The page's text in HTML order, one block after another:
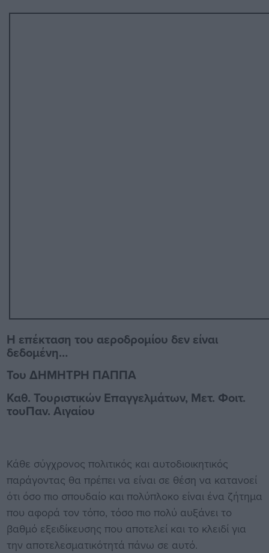
Η επέκταση του αεροδρομίου δεν είναι
δεδομένη…
Του ΔΗΜΗΤΡΗ ΠΑΠΠΑ
Καθ. Τουριστικών Επαγγελμάτων, Μετ. Φοιτ.
τουΠαν. Αιγαίου
Κάθε σύγχρονος πολιτικός και αυτοδιοικητικός
παράγοντας θα πρέπει να είναι σε θέση να κατανοεί
ότι όσο πιο σπουδαίο και πολύπλοκο είναι ένα ζήτημα
που αφορά τον τόπο, τόσο πιο πολύ αυξάνει το
βαθμό εξειδίκευσης που αποτελεί και το κλειδί για
την αποτελεσματικότητά πάνω σε αυτό.